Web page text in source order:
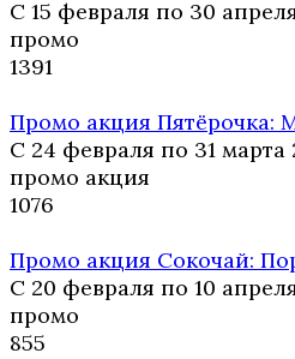
С 15 февраля по 30
промо
1391
Промо акция Пятёрочка:
С 24 февраля по 31 марта
промо акция
1076
Промо акция Сокочай:
С 20 февраля по 10
промо
855